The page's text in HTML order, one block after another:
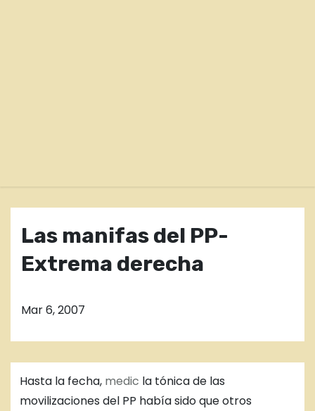
Las manifas del PP-
Extrema derecha
Mar 6, 2007
Hasta la fecha, medic la tónica de las
movilizaciones del PP había sido que otros